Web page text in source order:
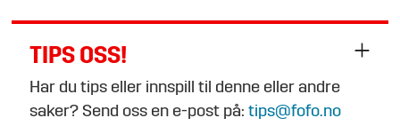
TIPS OSS!
Har du tips eller innspill til denne eller andre
saker? Send oss en e-post på:tips@fofo.no